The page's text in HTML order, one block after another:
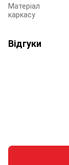
Матеріал
каркасу
Відгуки